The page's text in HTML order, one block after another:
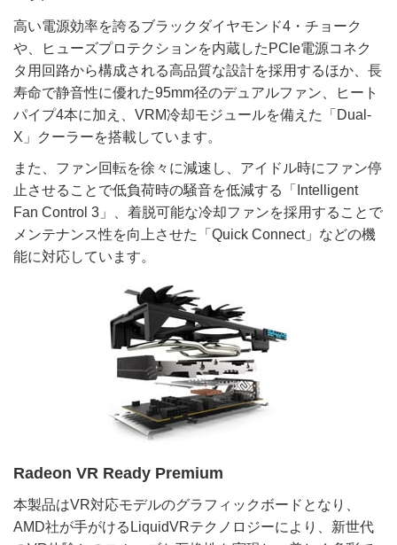
高い電源効率を誇るブラックダイヤモンド4・チョーク
や、ヒューズプロテクションを内蔵したPCIe電源コネク
タ用回路から構成される高品質な設計を採用するほか、長
寿命で静音性に優れた95mm径のデュアルファン、ヒート
パイプ4本に加え、VRM冷却モジュールを備えた「Dual-
X」クーラーを搭載しています。
また、ファン回転を徐々に減速し、アイドル時にファン停
止させることで低負荷時の騒音を低減する「Intelligent
Fan Control 3」、着脱可能な冷却ファンを採用することで
メンテナンス性を向上させた「Quick Connect」などの機
能に対応しています。
Radeon VR Ready Premium
本製品はVR対応モデルのグラフィックボードとなり、
AMD社が手がけるLiquidVRテクノロジーにより、新世代